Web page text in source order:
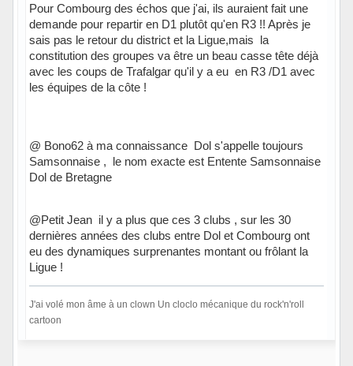
Pour Combourg des échos que j'ai, ils auraient fait une
demande pour repartir en D1 plutôt qu'en R3 !! Après je
sais pas le retour du district et la Ligue,mais la
constitution des groupes va être un beau casse tête déjà
avec les coups de Trafalgar qu'il y a eu en R3 /D1 avec
les équipes de la côte !
@ Bono62 à ma connaissance Dol s'appelle toujours
Samsonnaise , le nom exacte est Entente Samsonnaise
Dol de Bretagne
@Petit Jean il y a plus que ces 3 clubs , sur les 30
dernières années des clubs entre Dol et Combourg ont
eu des dynamiques surprenantes montant ou frôlant la
Ligue !
J'ai volé mon âme à un clown Un cloclo mécanique du rock'n'roll
cartoon